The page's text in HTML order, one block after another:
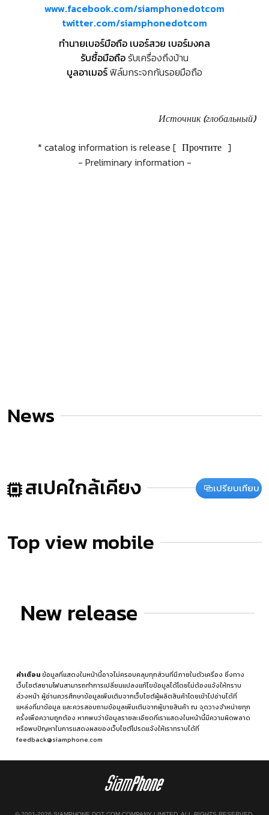
www.facebook.com/siamphonedotcom
twitter.com/siamphonedotcom
ทำนายเบอร์มือถือ เบอร์สวย เบอร์มงคล
รับซื้อมือถือรับเครื่องถึงบ้าน
บูลอาเมอร์ฟิล์มกระจกกันรอยมือถือ
Источник (глобальный)
* catalog information is release [ Прочтите ]
- Preliminary information -
News
สเปคใกล้เคียง เปรียบเทียบ
Top view mobile
New release
คำเตือนข้อมูลที่แสดงในหน้านี้อาจไม่ครอบคลุมทุกส่วนที่มีภายในตัวเครื่อง ซึ่งทาง
เว็บไซต์สยามโฟนสามารถทำการเปลี่ยนแปลงแก้ไขข้อมูลได้โดยไม่ต้องแจ้งให้ทราบ
ล่วงหน้า ผู้อ่านควรศึกษาข้อมูลเพิ่มเติมจากเว็บไซต์ผู้ผลิตสินค้าโดยเข้าไปอ่านได้ที่
แหล่งที่มาข้อมูล และควรสอบถามข้อมูลเพิ่มเติมจากผู้ขายสินค้า ณ จุดวางจำหน่ายทุก
ครั้งเพื่อความถูกต้อง หากพบว่าข้อมูลรายละเอียดที่เราแสดงในหน้านี้มีความผิดพลาด
หรือพบปัญหาในการแสดงผลของเว็บไซต์โปรดแจ้งให้เราทราบได้ที่
feedback@siamphone.com